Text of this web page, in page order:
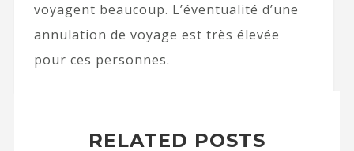
voyagent beaucoup. L’éventualité d’une
annulation de voyage est très élevée
pour ces personnes.
RELATED POSTS